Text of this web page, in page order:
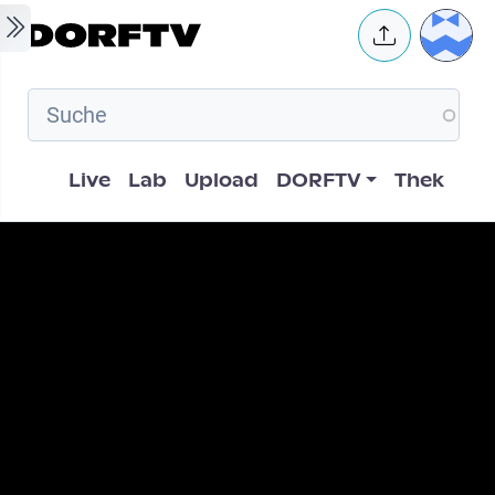
Skip to main content User
Hauptnavigation
Live Lab Upload DORFTV Thek